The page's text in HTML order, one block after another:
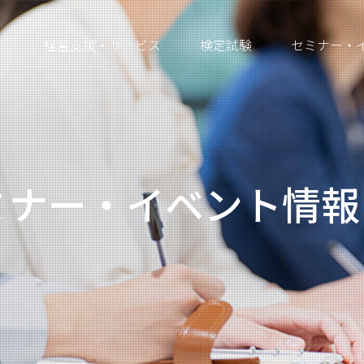
経営支援・サービス 検定試験 セミナー・
ー・イベント情報